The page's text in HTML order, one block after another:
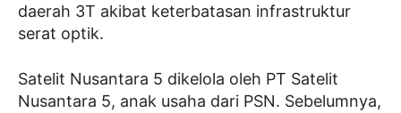
daerah 3T akibat keterbatasan infrastruktur
serat optik.
Satelit Nusantara 5 dikelola oleh PT Satelit
Nusantara 5, anak usaha dari PSN. Sebelumnya,